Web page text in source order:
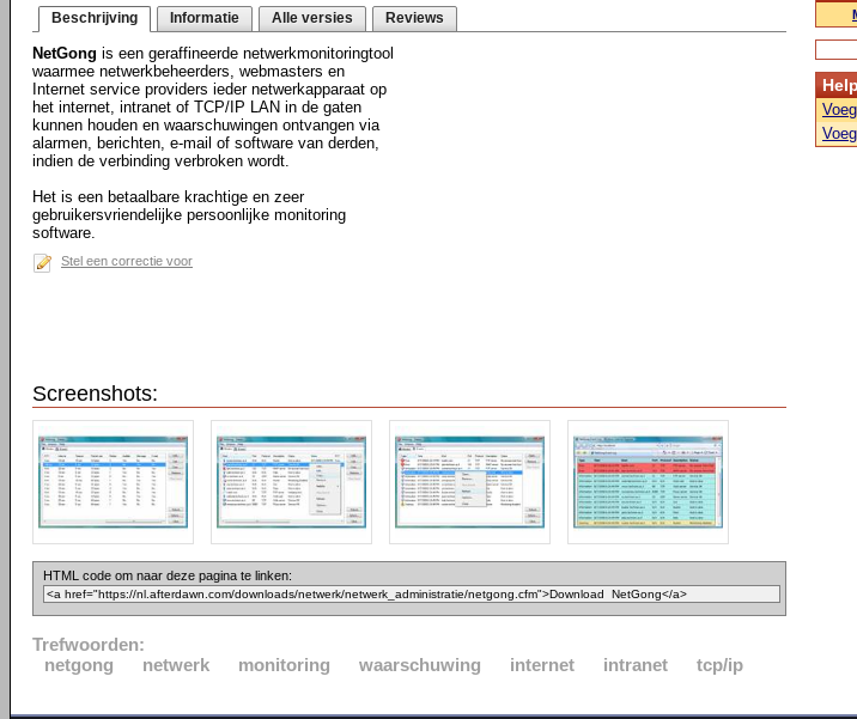
Beschrijving Informatie Alle versies Reviews
NetGong is een geraffineerde netwerkmonitoringtool
waarmee netwerkbeheerders, webmasters en
Internet service providers ieder netwerkapparaat op
het internet, intranet of TCP/IP LAN in de gaten
kunnen houden en waarschuwingen ontvangen via
alarmen, berichten, e-mail of software van derden,
indien de verbinding verbroken wordt.
Het is een betaalbare krachtige en zeer
gebruikersvriendelijke persoonlijke monitoring
software.
Stel een correctie voor
Screenshots:
HTML code om naar deze pagina te linken:
Trefwoorden:
netgong
netwerk monitoring waarschuwing internet intranet tcp/ip